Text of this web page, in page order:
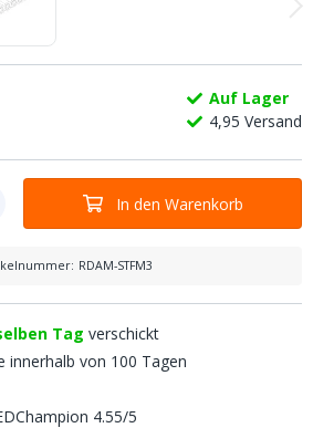
Auf Lager
4,95 Versand
In den Warenkorb
: RDAM-STFM3
Tag verschickt
innerhalb von 100 Tagen
4.55/5